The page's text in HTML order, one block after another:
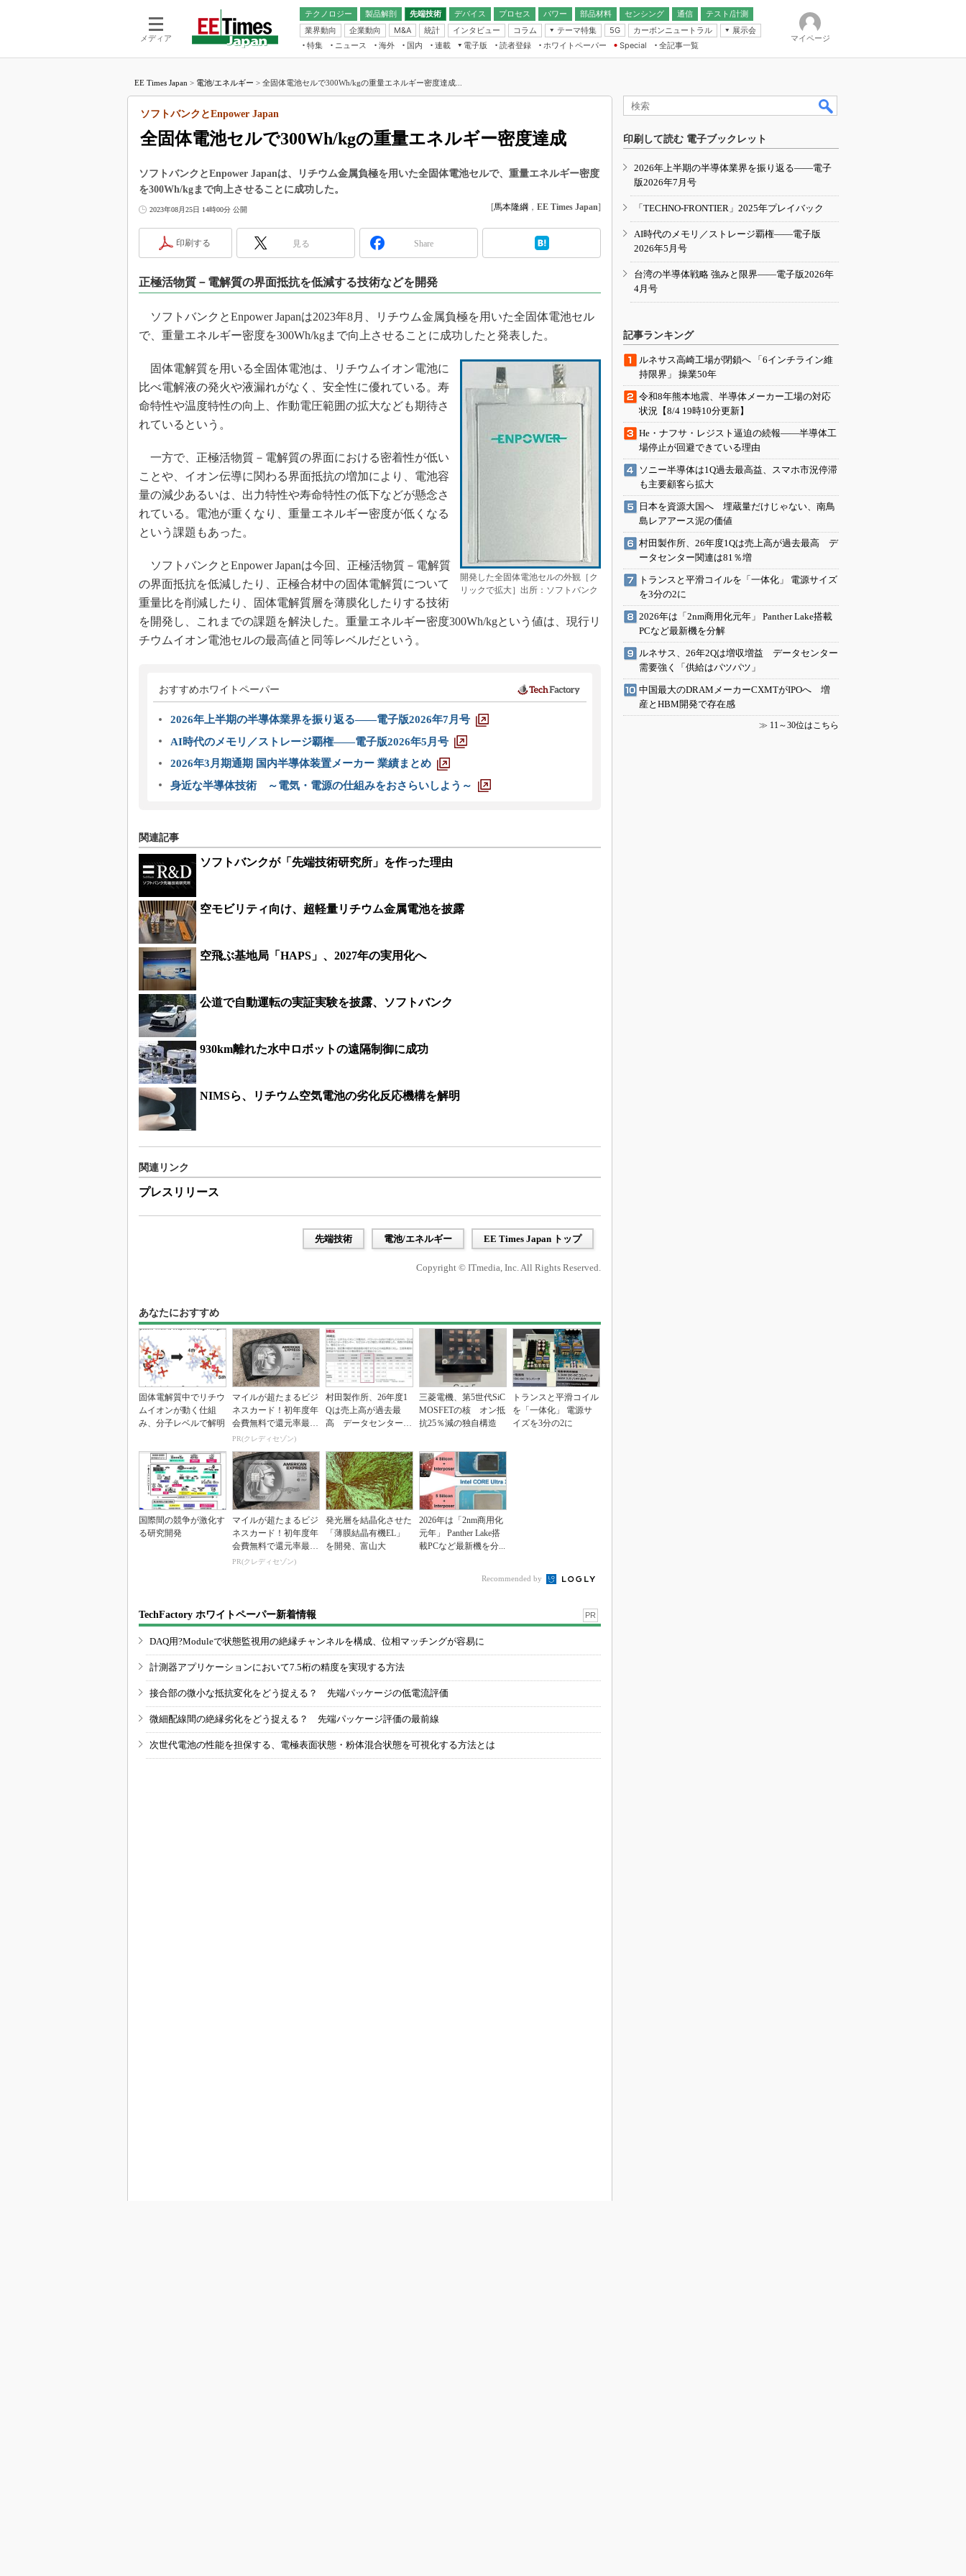
メディア
テクノロジー 製品解剖
先端技術
電池／エネルギー
デバイス
アナログ
マイコン
プロセス パワー 部品材料 センシング
通信
無線
テスト/計測
業界動向
企業動向 M&A 統計 インタビュー コラム
テーマ特集
フィジカルAI
読者調査（EE Times Research）
電源設計（EDN Japan）
エレクトロニクス入門（EDN
5G カーボンニュートラル
展示会
IoT・エッジコンピューティング
EXPO
TECHNO-FRONTIER
人とくるま展
特集 ニュース 海外 国内
連載
福田昭のデバイス通信
大原雄介のエレ・組み込みプレイバ
リタイア直前エンジニアの社会人大
学漂流記
踊るバズワード ～Behind the
Buzzword
で起こること
改革、執念の180日
イノベーションは日本を救うのか
JASA発IoT通信
「英語に愛されないエンジニア」の
ための新行動論
電子版
電子ブックレット
読者登録 ホワイトペーパー
Special
全記事一覧
マイページ
EE Times Japan > 電池/エネルギー > 全固体電池セルで300Wh/kgの重量エネルギー密度達成...
全固体電池セルで300Wh/kgの重量エネルギー密度達成
ソフトバンクとEnpower Japan
ソフトバンクとEnpower Japanは、リチウム金属負極を用いた全固体電池セルで、重量エネルギー密度
を300Wh/kgまで向上させることに成功した。
2023年08月25日 14時00分 公開 [馬本隆綱 ， EE Times Japan]
印刷する 見る Share
正極活物質－電解質の界面抵抗を低減する技術などを開発
ソフトバンクとEnpower Japanは2023年8月、リチウム金属負極を用いた全固体電池セル
で、重量エネルギー密度を300Wh/kgまで向上させることに成功したと発表した。
開発した全固体電池セルの外観［ク
リックで拡大］出所：ソフトバンク
固体電解質を用いる全固体電池は、リチウムイオン電池に
比べ電解液の発火や液漏れがなく、安全性に優れている。寿
命特性や温度特性の向上、作動電圧範囲の拡大なども期待さ
れているという。
一方で、正極活物質－電解質の界面における密着性が低い
ことや、イオン伝導に関わる界面抵抗の増加により、電池容
量の減少あるいは、出力特性や寿命特性の低下などが懸念さ
れている。電池が重くなり、重量エネルギー密度が低くなる
という課題もあった。
ソフトバンクとEnpower Japanは今回、正極活物質－電解質
の界面抵抗を低減したり、正極合材中の固体電解質について
重量比を削減したり、固体電解質層を薄膜化したりする技術
を開発し、これまでの課題を解決した。重量エネルギー密度300Wh/kgという値は、現行リ
チウムイオン電池セルの最高値と同等レベルだという。
おすすめホワイトペーパー
2026年上半期の半導体業界を振り返る――電子版2026年7月号
AI時代のメモリ／ストレージ覇権――電子版2026年5月号
2026年3月期通期 国内半導体装置メーカー 業績まとめ
身近な半導体技術 ～電気・電源の仕組みをおさらいしよう～
関連記事
ソフトバンクが「先端技術研究所」を作った理由
空モビリティ向け、超軽量リチウム金属電池を披露
空飛ぶ基地局「HAPS」、2027年の実用化へ
公道で自動運転の実証実験を披露、ソフトバンク
930km離れた水中ロボットの遠隔制御に成功
NIMSら、リチウム空気電池の劣化反応機構を解明
関連リンク
プレスリリース
先端技術 電池/エネルギー EE Times Japan トップ
Copyright © ITmedia, Inc. All Rights Reserved.
あなたにおすすめ
固体電解質中でリチウ
ムイオンが動く仕組
み、分子レベルで解明
マイルが超たまるビジ
ネスカード！初年度年
会費無料で還元率最大
1.125%
PR(クレディセゾン)
村田製作所、26年度1
Qは売上高が過去最
高 データセンター関
三菱電機、第5世代SiC
MOSFETの核 オン抵
抗25％減の独自構造
トランスと平滑コイル
を「一体化」 電源サ
イズを3分の2に
国際間の競争が激化す
る研究開発
マイルが超たまるビジ
ネスカード！初年度年
会費無料で還元率最大
1.125%
PR(クレディセゾン)
発光層を結晶化させた
「薄膜結晶有機EL」
を開発、富山大
2026年は「2nm商用化
元年」 Panther Lake搭
載PCなど最新機を分...
Recommended by
TechFactory ホワイトペーパー新着情報 PR
DAQ用?Moduleで状態監視用の絶縁チャンネルを構成、位相マッチングが容易に
計測器アプリケーションにおいて7.5桁の精度を実現する方法
接合部の微小な抵抗変化をどう捉える？ 先端パッケージの低電流評価
微細配線間の絶縁劣化をどう捉える？ 先端パッケージ評価の最前線
次世代電池の性能を担保する、電極表面状態・粉体混合状態を可視化する方法とは
印刷して読む 電子ブックレット
2026年上半期の半導体業界を振り返る――電子
版2026年7月号
「TECHNO-FRONTIER」2025年プレイバック
AI時代のメモリ／ストレージ覇権――電子版
2026年5月号
台湾の半導体戦略 強みと限界――電子版2026年
4月号
記事ランキング
ルネサス高崎工場が閉鎖へ 「6インチライン維
持限界」 操業50年
令和8年熊本地震、半導体メーカー工場の対応
状況【8/4 19時10分更新】
He・ナフサ・レジスト逼迫の続報――半導体工
場停止が回避できている理由
ソニー半導体は1Q過去最高益、スマホ市況停滞
も主要顧客ら拡大
日本を資源大国へ 埋蔵量だけじゃない、南鳥
島レアアース泥の価値
村田製作所、26年度1Qは売上高が過去最高 デ
ータセンター関連は81％増
トランスと平滑コイルを「一体化」 電源サイズ
を3分の2に
2026年は「2nm商用化元年」 Panther Lake搭載
PCなど最新機を分解
ルネサス、26年2Qは増収増益 データセンター
需要強く「供給はパツパツ」
中国最大のDRAMメーカーCXMTがIPOへ 増
産とHBM開発で存在感
≫ 11～30位はこちら